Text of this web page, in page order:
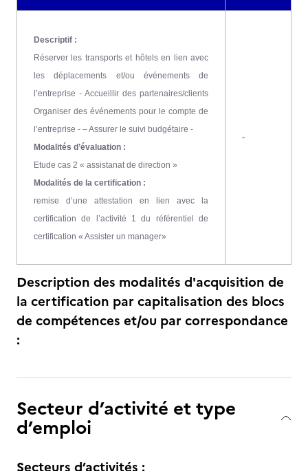
Descriptif :
Réserver les transports et hôtels en lien avec
les déplacements et/ou événements de
l’entreprise - Accueillir des partenaires/clients
Organiser des événements pour le compte de
l’entreprise - – Assurer le suivi budgétaire -
Modalités d’évaluation :
Etude cas 2 « assistanat de direction »
Modalités de la certification :
remise d’une attestation en lien avec la
certification de l’activité 1 du référentiel de
certification « Assister un manager»
-
Description des modalités d'acquisition de
la certification par capitalisation des blocs
de compétences et/ou par correspondance
:
Secteur d’activité et type
d’emploi